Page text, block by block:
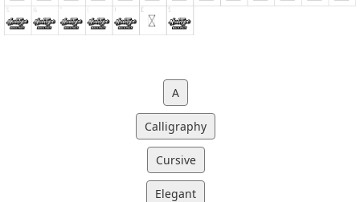
A
Calligraphy
Cursive
Elegant